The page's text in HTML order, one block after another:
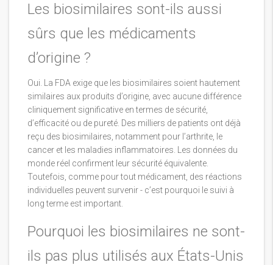
Les biosimilaires sont-ils aussi
sûrs que les médicaments
d’origine ?
Oui. La FDA exige que les biosimilaires soient hautement
similaires aux produits d’origine, avec aucune différence
cliniquement significative en termes de sécurité,
d’efficacité ou de pureté. Des milliers de patients ont déjà
reçu des biosimilaires, notamment pour l’arthrite, le
cancer et les maladies inflammatoires. Les données du
monde réel confirment leur sécurité équivalente.
Toutefois, comme pour tout médicament, des réactions
individuelles peuvent survenir - c’est pourquoi le suivi à
long terme est important.
Pourquoi les biosimilaires ne sont-
ils pas plus utilisés aux États-Unis